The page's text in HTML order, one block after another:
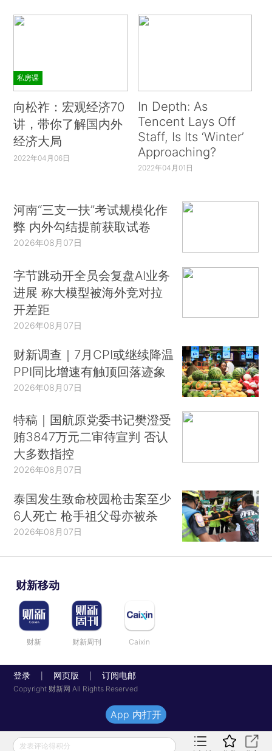
私房课
向松祚：宏观经济70
讲，带你了解国内外
经济大局
2022年04月06日
In Depth: As
Tencent Lays Off
Staff, Is Its ‘Winter’
Approaching?
2022年04月01日
河南“三支一扶”考试规模化作
弊 内外勾结提前获取试卷
2026年08月07日
字节跳动开全员会复盘AI业务
进展 称大模型被海外竞对拉
开差距
2026年08月07日
财新调查｜7月CPI或继续降温
PPI同比增速有触顶回落迹象
2026年08月07日
特稿｜国航原党委书记樊澄受
贿3847万元二审待宣判 否认
大多数指控
2026年08月07日
泰国发生致命校园枪击案至少
6人死亡 枪手祖父母亦被杀
2026年08月07日
财新移动
财新 财新周刊 Caixin
登录 网页版 订阅电邮
Copyright 财新网 All Rights Reserved
发表评论得积分
App 内打开